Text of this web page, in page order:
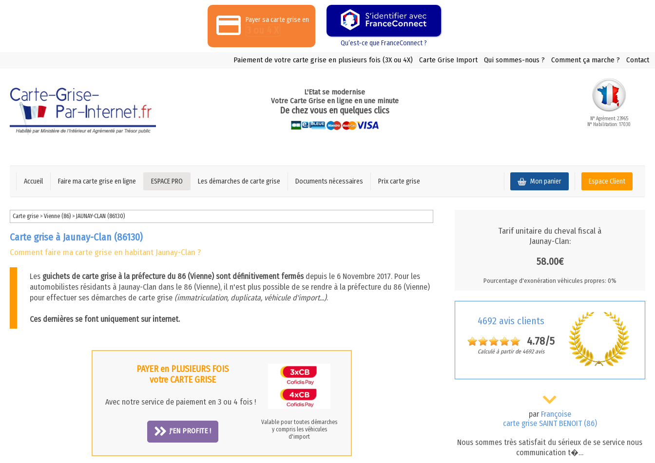
Payer sa carte grise en
Qu’est-ce que FranceConnect ?
Paiement de votre carte grise en plusieurs fois (3X ou 4X) Carte Grise Import Qui sommes-nous ? Comment ça marche ? Contact
L'Etat se modernise
Votre Carte Grise en ligne en une minute
De chez vous en quelques clics
N° Agrément: 23965
N° Habilitation: 17030
Accueil Faire ma carte grise en ligne ESPACE PRO Les démarches de carte grise Documents nécessaires Prix carte grise Espace Client
Mon panier
Carte grise >Vienne (86)> JAUNAY-CLAN (86130)
Carte grise à Jaunay-Clan (86130)
Comment faire ma carte grise en habitant Jaunay-Clan ?
Les guichets de carte grise à la préfecture du 86 (Vienne) sont définitivement fermés depuis le 6 Novembre 2017. Pour les
automobilistes résidants à Jaunay-Clan dans le 86 (Vienne), il n'est plus possible de se rendre à la préfecture du 86 (Vienne)
pour effectuer ses démarches de carte grise (immatriculation, duplicata, véhicule d'import...).
Ces dernières se font uniquement sur internet.
PAYER en PLUSIEURS FOIS
votre CARTE GRISE
Avec notre service de paiement en 3 ou 4 fois !
J'EN PROFITE !
Valable pour toutes démarches
y compris les véhicules
d'import
Tarif unitaire du cheval fiscal à
Jaunay-Clan:
58.00€
Pourcentage d'exonération véhicules propres: 0%
4692 avis clients
4.78/5
Calculé à partir de 4692 avis
par Françoise
carte grise SAINT BENOIT (86)
Nous sommes très satisfait du sérieux de se service nous
communication t�…